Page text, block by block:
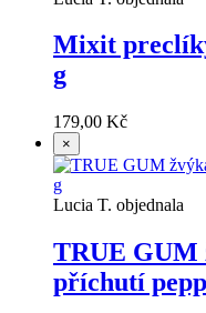
Mixit
g
179,00 Kč
×
Lucia T. objednala
TRUE GUM
příchutí